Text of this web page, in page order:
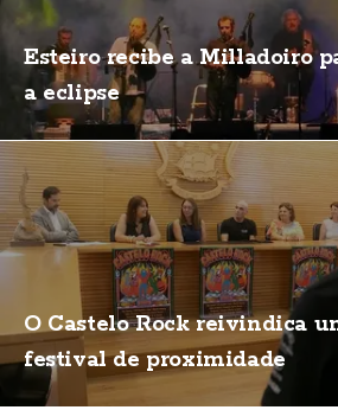
Esteiro recibe a Milladoiro
a eclipse
O Castelo Rock reivindica
festival de proximidade